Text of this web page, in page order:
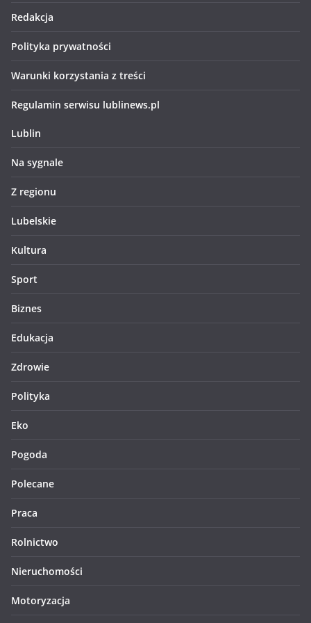
Redakcja
Polityka prywatności
Warunki korzystania z treści
Regulamin serwisu lublinews.pl
Lublin
Na sygnale
Z regionu
Lubelskie
Kultura
Sport
Biznes
Edukacja
Zdrowie
Polityka
Eko
Pogoda
Polecane
Praca
Rolnictwo
Nieruchomości
Motoryzacja